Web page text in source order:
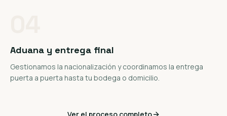
Aduana y entrega final
Gestionamos la nacionalización y coordinamos la entrega
puerta a puerta hasta tu bodega o domicilio.